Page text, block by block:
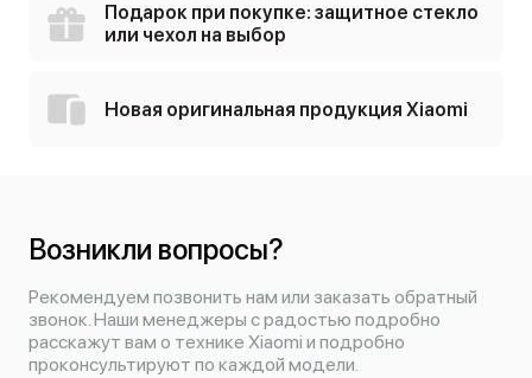
Подарок при покупке: защитное стекло
или чехол на выбор
Новая оригинальная продукция Xiaomi
Возникли вопросы?
Рекомендуем позвонить нам или заказать обратный
звонок. Наши менеджеры с радостью подробно
расскажут вам о технике Xiaomi и подробно
проконсультируют по каждой модели.